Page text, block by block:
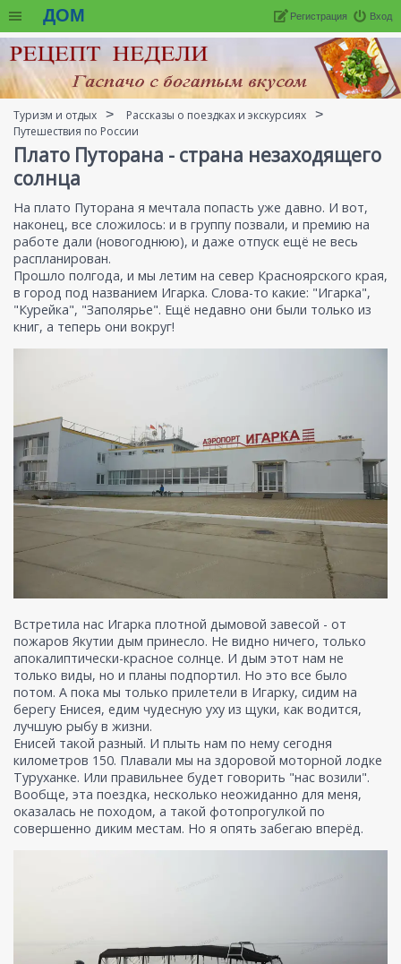
ДОМ Вход
Регистрация
Туризм и отдых
Рассказы о поездках и экскурсиях
Путешествия по России
Плато Путорана - страна незаходящего
солнца
На плато Путорана я мечтала попасть уже давно. И вот,
наконец, все сложилось: и в группу позвали, и премию на
работе дали (новогоднюю), и даже отпуск ещё не весь
распланирован.
Прошло полгода, и мы летим на север Красноярского края,
в город под названием Игарка. Слова-то какие: "Игарка",
"Курейка", "Заполярье". Ещё недавно они были только из
книг, а теперь они вокруг!
Встретила нас Игарка плотной дымовой завесой - от
пожаров Якутии дым принесло. Не видно ничего, только
апокалиптически-красное солнце. И дым этот нам не
только виды, но и планы подпортил. Но это все было
потом. А пока мы только прилетели в Игарку, сидим на
берегу Енисея, едим чудесную уху из щуки, как водится,
лучшую рыбу в жизни.
Енисей такой разный. И плыть нам по нему сегодня
километров 150. Плавали мы на здоровой моторной лодке
Туруханке. Или правильнее будет говорить "нас возили".
Вообще, эта поездка, несколько неожиданно для меня,
оказалась не походом, а такой фотопрогулкой по
совершенно диким местам. Но я опять забегаю вперёд.